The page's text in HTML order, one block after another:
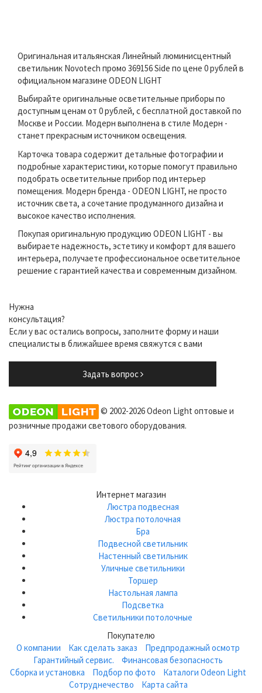
Оригинальная итальянская Линейный люминисцентный
светильник Novotech промо 369156 Side по цене 0 рублей в
официальном магазине ODEON LIGHT
Выбирайте оригинальные осветительные приборы по
доступным ценам от 0 рублей, с бесплатной доставкой по
Москве и России. Модерн выполнена в стиле Модерн -
станет прекрасным источником освещения.
Карточка товара содержит детальные фотографии и
подробные характеристики, которые помогут правильно
подобрать осветительные прибор под интерьер
помещения. Модерн бренда - ODEON LIGHT, не просто
источник света, а сочетание продуманного дизайна и
высокое качество исполнения.
Покупая оригинальную продукцию ODEON LIGHT - вы
выбираете надежность, эстетику и комфорт для вашего
интерьера, получаете профессиональное осветительное
решение с гарантией качества и современным дизайном.
Нужна
консультация?
Если у вас остались вопросы, заполните форму и наши
специалисты в ближайшее время свяжутся с вами
Задать вопрос
© 2002-2026 Odeon Light оптовые и
розничные продажи светового оборудования.
Интернет магазин
Люстра подвесная
Люстра потолочная
Бра
Подвесной светильник
Настенный светильник
Уличные светильники
Торшер
Настольная лампа
Подсветка
Светильники потолочные
Покупателю
О компании
Как сделать заказ
Предпродажный осмотр
Гарантийный сервис.
Финансовая безопасность
Сборка и установка
Подбор по фото
Каталоги Odeon Light
Сотруднечество
Карта сайта